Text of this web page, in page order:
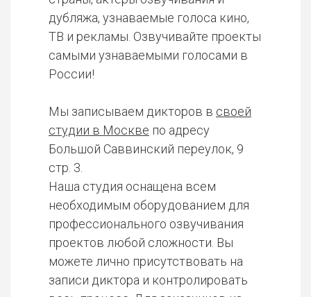
дубляжа, узнаваемые голоса кино,
ТВ и рекламы. Озвучивайте проекты
самыми узнаваемыми голосами в
России!
Мы записываем дикторов в своей
студии в Москве по адресу
Большой Саввинский переулок, 9
стр. 3.
Наша студия оснащена всем
необходимым оборудованием для
профессионального озвучивания
проектов любой сложности. Вы
можете лично присутствовать на
записи диктора и контролировать